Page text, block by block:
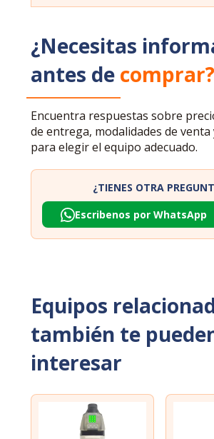
¿Necesitas
antes de comprar?
Encuentra respuestas sobre
de entrega, modalidades de
para elegir el equipo adecuado.
¿TIENES OTRA
Escribenos por WhatsApp
Equipos
también te
interesar